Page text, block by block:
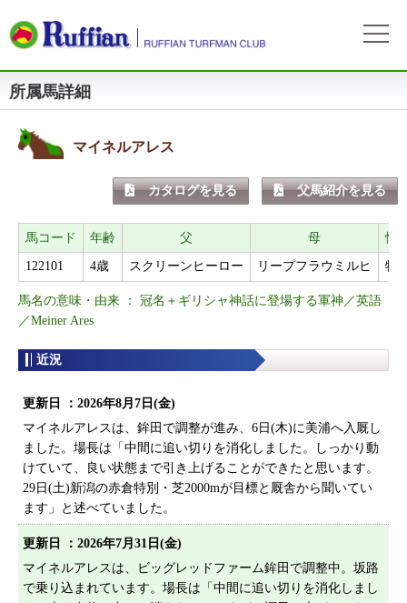
所属馬詳細
マイネルアレス
カタログを見る 父馬紹介を見る
馬コード 年齢 父 母 性
122101 4歳 スクリーンヒーロー リープフラウミルヒ 牡
馬名の意味・由来 ： 冠名＋ギリシャ神話に登場する軍神／英語
／Meiner Ares
近況
更新日 ： 2026年8月7日(金)
マイネルアレスは、鉾田で調整が進み、6日(木)に美浦へ入厩し
ました。場長は「中間に追い切りを消化しました。しっかり動
けていて、良い状態まで引き上げることができたと思います。
29日(土)新潟の赤倉特別・芝2000mが目標と厩舎から聞いてい
ます」と述べていました。
更新日 ： 2026年7月31日(金)
マイネルアレスは、ビッグレッドファーム鉾田で調整中。坂路
で乗り込まれています。場長は「中間に追い切りを消化しまし
会員サービスとイベント
お申込方法
費用と分配等
クラブ規約
募集馬ラインナップ
募集馬情報一覧
出走情報
出走確定
出走結果
所属馬情報
所属馬一覧
リンク集
お問い合わせ
サイトマップ
ログイン
自動ログイン